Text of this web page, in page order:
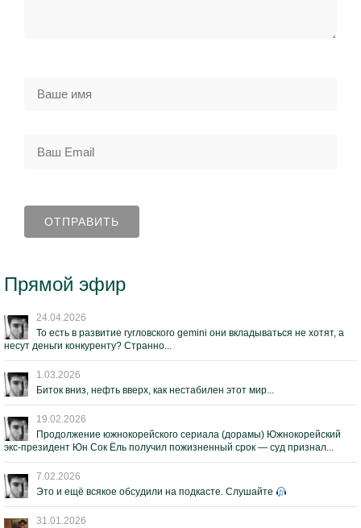
Прямой эфир
24.04.2026
То есть в развитие гугловского gemini они вкладываться не хотят, а
несут деньги конкуренту? Странно...
1.03.2026
Биток вниз, нефть вверх, как нестабилен этот мир...
19.02.2026
Продолжение южнокорейского сериала (дорамы) Южнокорейский
экс-президент Юн Сок Ёль получил пожизненный срок — суд признал...
7.02.2026
Это и ещё всякое обсудили на подкасте. Слушайте
31.01.2026